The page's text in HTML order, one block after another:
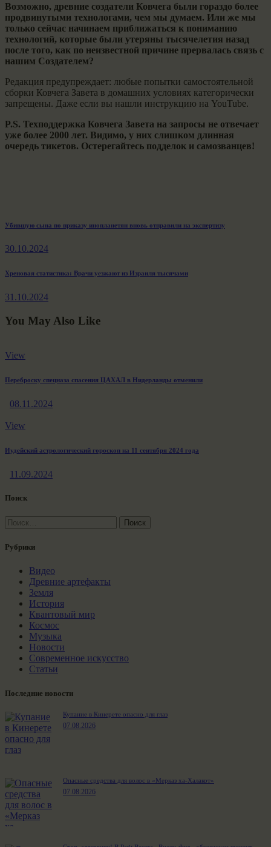
Возможно, древние создатели Ковчега были гораздо более
продвинутыми технологами, чем мы думаем. Или же мы
только сейчас начинаем приближаться к пониманию
технологий, которые были утеряны тысячелетия назад
после того, как по неизвестной причине прервалась связь с
нашим Создателем?
Редакция предупреждает: любые попытки самостоятельной
сборки Ковчега Завета в домашних условиях категорически
запрещены. Даже если вы нашли инструкцию на YouTube.
P.S. Техподдержка Ковчега Завета на запросы не отвечает
уже более 2000 лет. Видимо, у них слишком длинная
очередь тикетов. Остерегайтесь подделок и самозванцев!
Навигация
по
Previous
Убившую сына по приказу инопланетян вновь отправили на экспертизу
30.10.2024
Next
Хреновая статистика: Врачи уезжают из Израиля тысячами
31.10.2024
You May Also Like
View
Переброску спецназа спасения ЦАХАЛ в Нидерланды отменили
08.11.2024
View
Иудейский астрологический гороскоп на 11 сентября 2024 года
11.09.2024
Поиск
Найти:
Рубрики
Видео
Древние артефакты
Земля
История
Квантовый мир
Космос
Музыка
Новости
Современное искусство
Статьи
Последние новости
Купание в Кинерете опасно для глаз
07.08.2026
Опасные средства для волос в «Мерказ ха-Халакот»
07.08.2026